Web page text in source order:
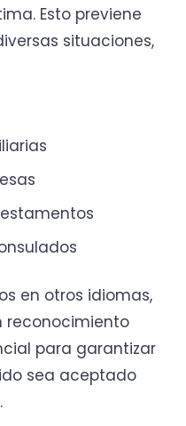
Esto previene
situaciones,
en otros idiomas,
reconocimiento
para garantizar
sea aceptado